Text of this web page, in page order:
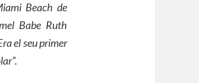
Beach de
Babe Ruth
el seu primer